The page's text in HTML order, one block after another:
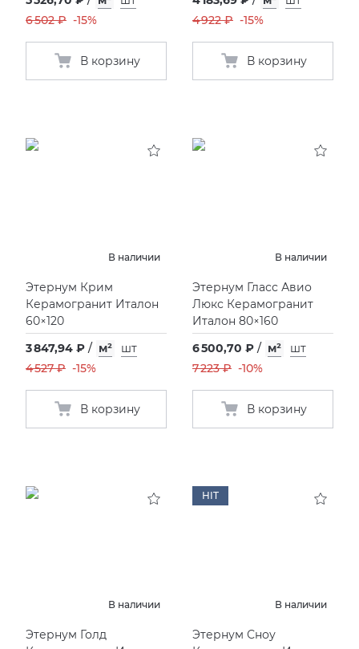
6 502 ₽ -15%
В корзину
4 922 ₽ -15%
В корзину
В наличии
Этернум Крим
Керамогранит Италон
60×120
3 847,94 ₽ / м²
шт
4 527 ₽ -15%
В корзину
В наличии
Этернум Гласс Авио
Люкс Керамогранит
Италон 80×160
6 500,70 ₽ / м²
шт
7 223 ₽ -10%
В корзину
В наличии
Этернум Голд
HIT
В наличии
Этернум Сноу